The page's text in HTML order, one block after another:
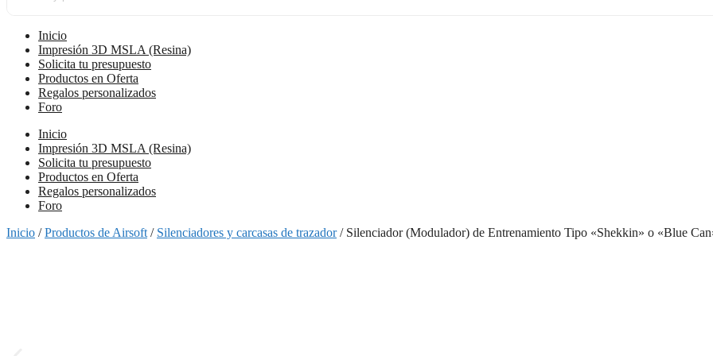
Inicio
Impresión 3D MSLA (Resina)
Solicita tu presupuesto
Productos en Oferta
Regalos personalizados
Foro
Inicio
Impresión 3D MSLA (Resina)
Solicita tu presupuesto
Productos en Oferta
Regalos personalizados
Foro
Inicio /Productos de Airsoft / Silenciadores y carcasas de trazador/ Silenciador (Modulador) de Entrenamiento Tipo «Shekkin» o «Blue